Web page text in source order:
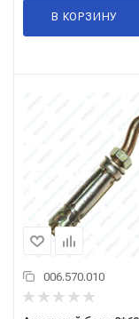
В КОРЗИНУ
006.570.010